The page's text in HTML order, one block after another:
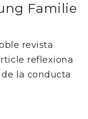
Familie
revista
reflexiona
la conducta